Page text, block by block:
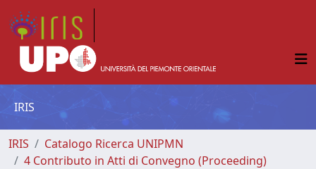
IRIS
IRIS
Catalogo Ricerca UNIPMN
4 Contributo in Atti di Convegno (Proceeding)